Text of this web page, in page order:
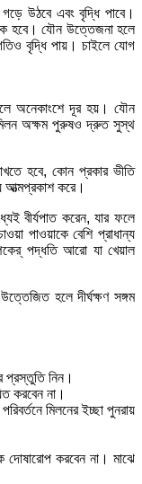
উঠবে এবং বৃদ্ধি পাবে।
হবে। যৌন উত্তেজনা হলে
বৃদ্ধি পায়। চাইলে যোগ
অনেকাংশে দূর হয়। যৌন
মিলন অক্ষম পুরুষও দ্রুত সুস্থ
হবে, কোন প্রকার ভীতি
আত্মপ্রকাশ করে।
বীর্যপাত করেন, যার ফলে
পাওয়াকে বেশি প্রাধান্য
পদ্ধতি আরো যা খেয়াল
হলে দীর্ঘক্ষণ সঙ্গম
প্রস্তুতি নিন।
করবেন না।
মিলনের ইচ্ছা পুনরায়
দোষারোপ করবেন না। মাঝে